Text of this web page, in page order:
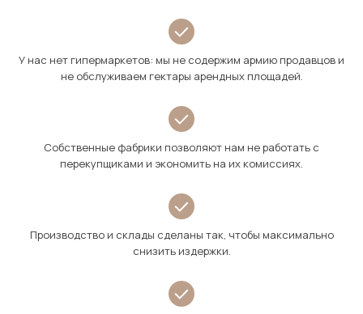
У нас нет гипермаркетов: мы не содержим армию продавцов и
не обслуживаем гектары арендных площадей.
Собственные фабрики позволяют нам не работать с
перекупщиками и экономить на их комиссиях.
Производство и склады сделаны так, чтобы максимально
снизить издержки.